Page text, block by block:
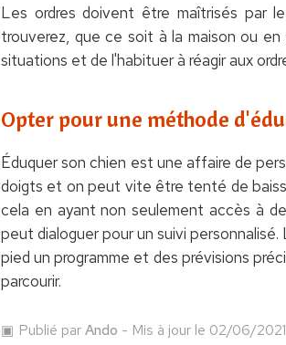
Les ordres doivent être maîtrisés par
trouverez, que ce soit à la maison ou
situations et de l'habituer à réagir aux
Opter pour une méthode
Éduquer son chien est une affaire de
doigts et on peut vite être tenté de
cela en ayant non seulement accès à
peut dialoguer pour un suivi
pied un programme et des prévisions
parcourir.
Publié parAndo - Mis à jour le 02/06/2021